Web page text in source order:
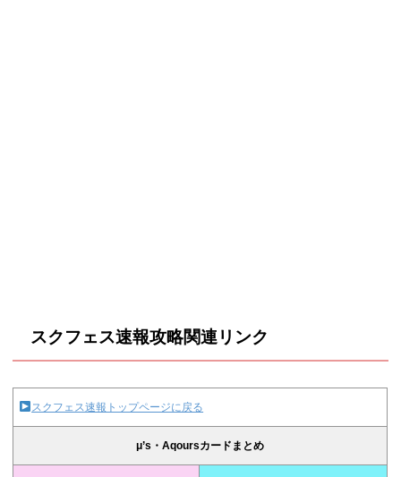
スクフェス速報攻略関連リンク
スクフェス速報トップページに戻る
μ’s・Aqoursカードまとめ